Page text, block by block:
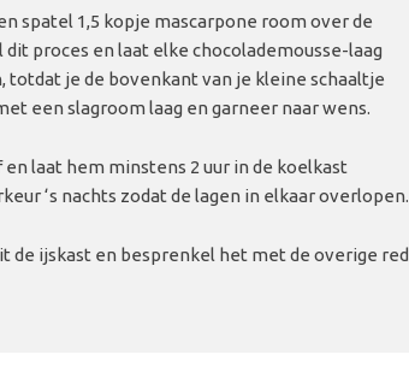
spatel 1,5 kopje mascarpone room over de
dit proces en laat elke chocolademousse-laag
totdat je de bovenkant van je kleine schaaltje
een slagroom laag en garneer naar wens.
laat hem minstens 2 uur in de koelkast
‘s nachts zodat de lagen in elkaar overlopen.
de ijskast en besprenkel het met de overige red